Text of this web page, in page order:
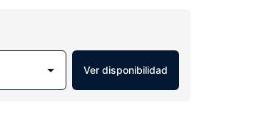
Ver disponibilidad